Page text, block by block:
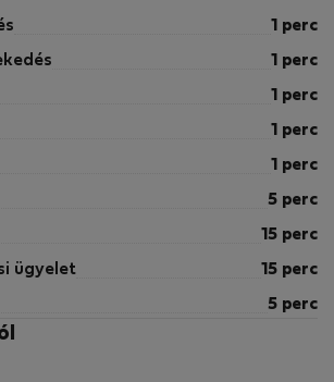
1 perc
1 perc
1 perc
1 perc
1 perc
5 perc
15 perc
ügyelet 15 perc
5 perc